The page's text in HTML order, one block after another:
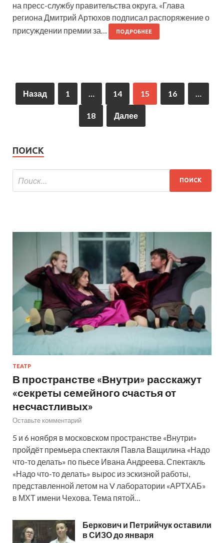
на пресс-службу правительства округа. «Глава
региона Дмитрий Артюхов подписал распоряжение о
присуждении премии за…
ПОДРОБНЕЕ
Назад 1 14 15 16
18 Далее
ПОИСК
ТЕАТР
В пространстве «Внутри» расскажут
«секреты семейного счастья от
несчастливых»
Оставьте комментарий
5 и 6 ноября в московском пространстве «Внутри»
пройдёт премьера спектакля Павла Ващилина «Надо
что-то делать» по пьесе Ивана Андреева. Спектакль
«Надо что-то делать» вырос из эскизной работы,
представленной летом на V лаборатории «АРТХАБ»
в МХТ имени Чехова. Тема пятой…
Беркович и Петрийчук оставили
в СИЗО до января